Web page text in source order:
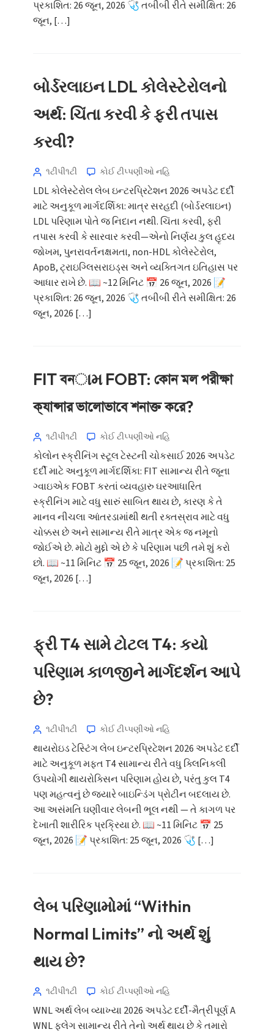
પ્રકાશિત: 26 જૂન, 2026 🩺 તબીબી રીતે સમીક્ષિત: 26
જૂન, […]
બોર્ડરલાઇન LDL કોલેસ્ટેરોલનો
અર્થ: ચિંતા કરવી કે ફરી તપાસ
કરવી?
૧ટીપી૧ટી કોઈ ટીપ્પણીઓ નહિ
LDL કોલેસ્ટેરોલ લેબ ઇન્ટરપ્રિટેશન 2026 અપડેટ દર્દી
માટે અનુકૂળ માર્ગદર્શિકા: માત્ર સરહદી (બોર્ડરલાઇન)
LDL પરિણામ પોતે જ નિદાન નથી. ચિંતા કરવી, ફરી
તપાસ કરવી કે સારવાર કરવી—એનો નિર્ણય કુલ હૃદય
જોખમ, પુનરાવર્તનક્ષમતા, non-HDL કોલેસ્ટેરોલ,
ApoB, ટ્રાઇગ્લિસરાઇડ્સ અને વ્યક્તિગત ઇતિહાસ પર
આધાર રાખે છે. 📖 ~12 મિનિટ 📅 26 જૂન, 2026 📝
પ્રકાશિત: 26 જૂન, 2026 🩺 તબીબી રીતે સમીક્ષિત: 26
જૂન, 2026 […]
FIT বনામ FOBT: কোন মল পরীক্ষা
ক্যান্সার ভালোভাবে শনাক্ত করে?
૧ટીપી૧ટી કોઈ ટીપ્પણીઓ નહિ
કોલોન સ્ક્રીનિંગ સ્ટૂલ ટેસ્ટની ચોકસાઈ 2026 અપડેટ
દર્દી માટે અનુકૂળ માર્ગદર્શિકા: FIT સામાન્ય રીતે જૂના
ગ્વાઇએક FOBT કરતાં વ્યવહારુ ઘરઆધારિત
સ્ક્રીનિંગ માટે વધુ સારું સાબિત થાય છે, કારણ કે તે
માનવ નીચલા આંતરડામાંથી થતી રક્તસ્રાવ માટે વધુ
ચોક્કસ છે અને સામાન્ય રીતે માત્ર એક જ નમૂનો
જોઈએ છે. મોટો મુદ્દો એ છે કે પરિણામ પછી તમે શું કરો
છો. 📖 ~11 મિનિટ 📅 25 જૂન, 2026 📝 પ્રકાશિત: 25
જૂન, 2026 […]
ફ્રી T4 સામે ટોટલ T4: કયો
પરિણામ કાળજીને માર્ગદર્શન આપે
છે?
૧ટીપી૧ટી કોઈ ટીપ્પણીઓ નહિ
થાયરોઇડ ટેસ્ટિંગ લેબ ઇન્ટરપ્રિટેશન 2026 અપડેટ દર્દી
માટે અનુકૂળ મફત T4 સામાન્ય રીતે વધુ ક્લિનિકલી
ઉપયોગી થાયરોક્સિન પરિણામ હોય છે, પરંતુ કુલ T4
પણ મહત્વનું છે જ્યારે બાઇન્ડિંગ પ્રોટીન બદલાય છે.
આ અસંમતિ ઘણીવાર લેબની ભૂલ નથી — તે કાગળ પર
દેખાતી શારીરિક પ્રક્રિયા છે. 📖 ~11 મિનિટ 📅 25
જૂન, 2026 📝 પ્રકાશિત: 25 જૂન, 2026 🩺 […]
લેબ પરિણામોમાં “Within
Normal Limits” નો અર્થ શું
થાય છે?
૧ટીપી૧ટી કોઈ ટીપ્પણીઓ નહિ
WNL અર્થ લેબ વ્યાખ્યા 2026 અપડેટ દર્દી-મૈત્રીપૂર્ણ A
WNL ફ્લેગ સામાન્ય રીતે તેનો અર્થ થાય છે કે તમારો